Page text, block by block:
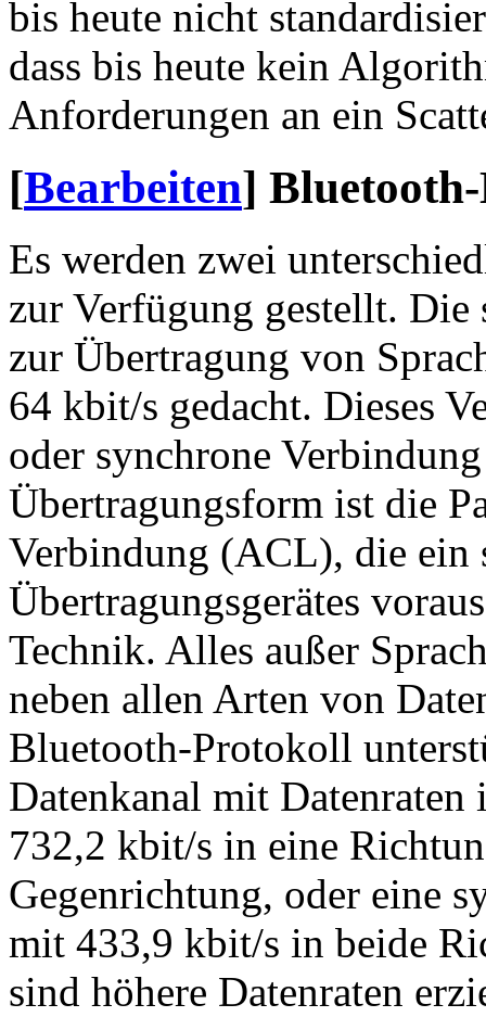
bis heute nicht
dass bis heute kein
Anforderungen an ein
[Bearbeiten]
Es werden zwei
zur Verfügung gestellt. Die
zur Übertragung von
64 kbit/s gedacht. Dieses
oder synchrone
Übertragungsform ist die
Verbindung (ACL), die ein
Übertragungsgerätes
Technik. Alles außer
neben allen Arten von
Bluetooth-Protokoll
Datenkanal mit
732,2 kbit/s in eine
Gegenrichtung, oder eine
mit 433,9 kbit/s in beide
sind höhere Datenraten